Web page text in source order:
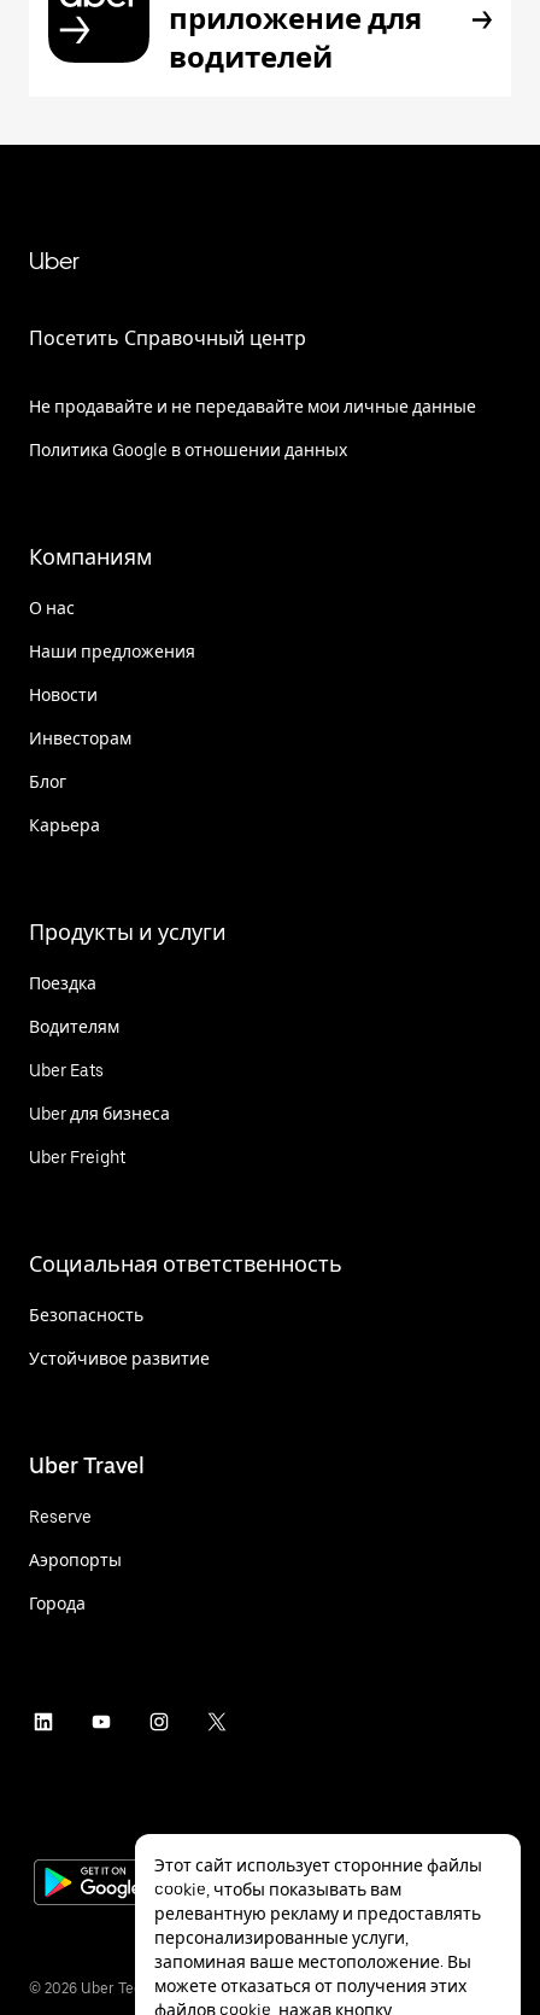
приложение для
водителей
Uber
Посетить Справочный центр
Не продавайте и не передавайте мои личные данные
Политика Google в отношении данных
Компаниям
О нас
Наши предложения
Новости
Инвесторам
Блог
Карьера
Продукты и услуги
Поездка
Водителям
Uber Eats
Uber для бизнеса
Uber Freight
Социальная ответственность
Безопасность
Устойчивое развитие
Uber Travel
Reserve
Аэропорты
Города
© 2026 Uber Technologies Inc.
Этот сайт использует сторонние файлы
cookie, чтобы показывать вам
релевантную рекламу и предоставлять
персонализированные услуги,
запоминая ваше местоположение. Вы
можете отказаться от получения этих
файлов cookie, нажав кнопку